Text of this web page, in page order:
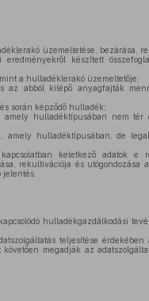
üzemeltetése, bezárása,
készített
a hulladéklerakó üzemeltetője;
az abból kilépő anyagfajták
során képződő hulladék;
amely hulladéktípusában nem
amely hulladéktípusában, de
keletkező adatok e
rekultivációja és utógondozása
hulladékgazdálkodási
teljesítése érdekében
megadják az